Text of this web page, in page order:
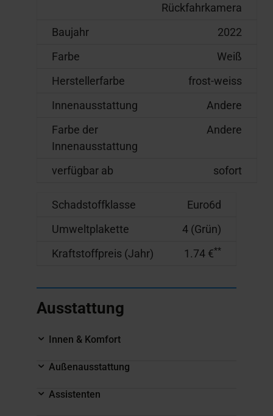
Rückfahrkamera
Baujahr
2022
Farbe
Weiß
Herstellerfarbe
frost-weiss
Innenausstattung
Andere
Farbe der
Innenausstattung
Andere
verfügbar ab sofort
Schadstoffklasse
Euro6d
Umweltplakette
4 (Grün)
Kraftstoffpreis (Jahr)
1.74 €**
Ausstattung
Innen & Komfort
Außenausstattung
Assistenten